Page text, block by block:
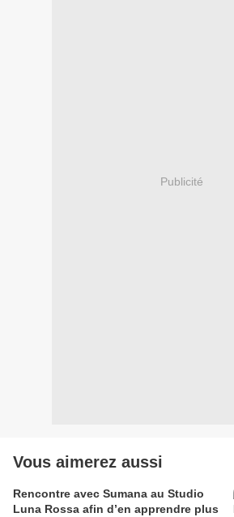
Publicité
Vous aimerez aussi
Rencontre avec Sumana au Studio
Luna Rossa afin d’en apprendre plus